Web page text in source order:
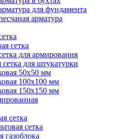
для фундамента
арматура
сетка
для армирования
для штукатурки
50x50 мм
100x100 мм
150x150 мм
сетка
сетка
газоблока